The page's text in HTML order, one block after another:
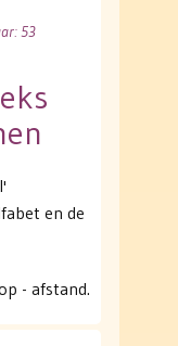
53
en de
- afstand.